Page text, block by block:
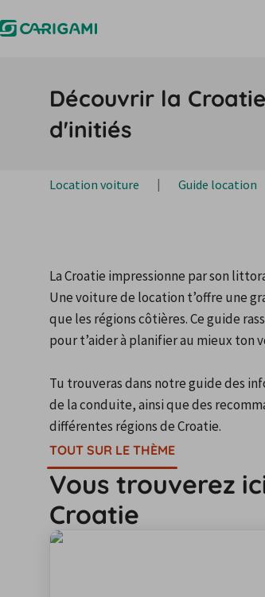
Découvrir la
d'initiés
Location voiture Guide location
La Croatie impressionne par son
Une voiture de location t’offre une
que les régions côtières. Ce guide
pour t’aider à planifier au mieux ton
Tu trouveras dans notre guide des
de la conduite, ainsi que des
différentes régions de Croatie.
TOUT SUR LE THÈME
Vous trouverez
Croatie